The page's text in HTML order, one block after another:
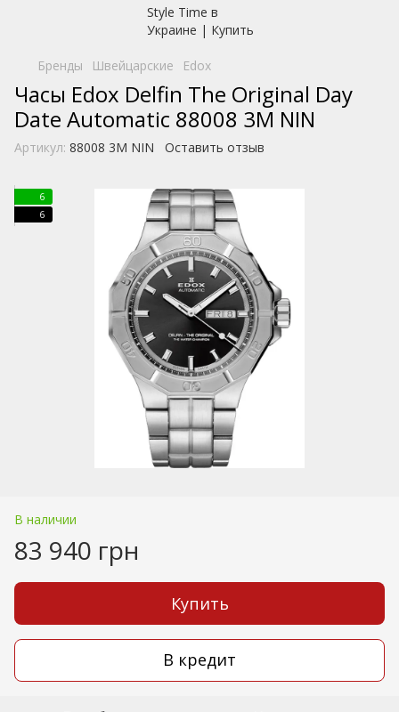
Бренды Швейцарские Edox
Часы Edox Delfin The Original Day
Date Automatic 88008 3M NIN
Артикул: 88008 3M NIN Оставить отзыв
6
6
В наличии
83 940 грн
Купить
В кредит